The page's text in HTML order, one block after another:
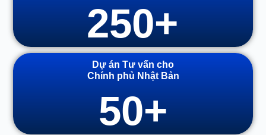
250+
Dự án Tư vấn cho
Chính phủ Nhật Bản
50+